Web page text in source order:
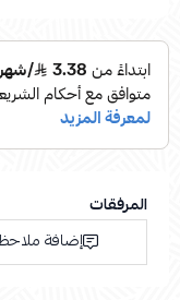
المرفقات
إضافة